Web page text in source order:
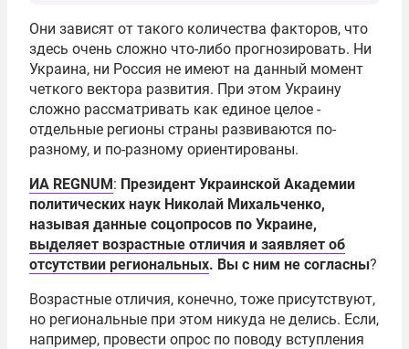
Они зависят от такого количества факторов, что
здесь очень сложно что-либо прогнозировать. Ни
Украина, ни Россия не имеют на данный момент
четкого вектора развития. При этом Украину
сложно рассматривать как единое целое -
отдельные регионы страны развиваются по-
разному, и по-разному ориентированы.
ИА REGNUM: Президент Украинской Академии
политических наук Николай Михальченко,
называя данные соцопросов по Украине,
выделяет возрастные отличия и заявляет об
отсутствии региональных. Вы с ним не согласны?
Возрастные отличия, конечно, тоже присутствуют,
но региональные при этом никуда не делись. Если,
например, провести опрос по поводу вступления